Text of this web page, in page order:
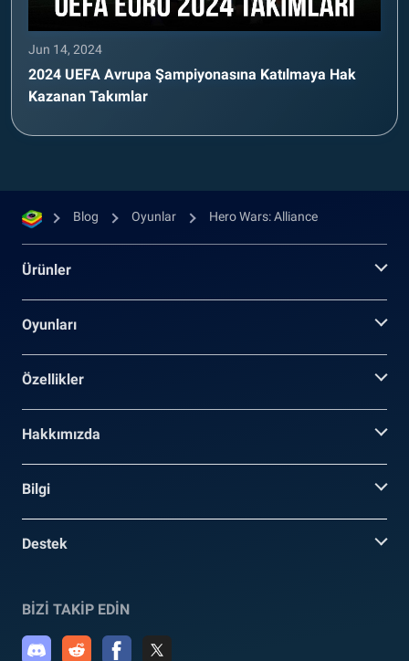
Jun 14, 2024
2024 UEFA Avrupa Şampiyonasına Katılmaya Hak
Kazanan Takımlar
Blog Oyunlar Hero Wars: Alliance
Ürünler
Oyunları
Özellikler
Hakkımızda
Bilgi
Destek
BİZİ TAKİP EDİN